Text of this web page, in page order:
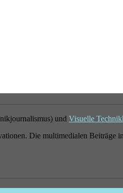
und Visuelle
Die multimedialen Beiträge